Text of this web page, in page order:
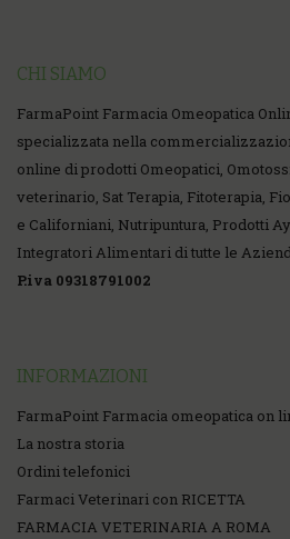
CHI SIAMO
FarmaPoint Farmacia Omeopatica
specializzata nella
online di prodotti Omeopatici,
veterinario, Sat Terapia, Fitoterapia,
e Californiani, Nutripuntura, Prodotti
Integratori Alimentari di tutte le
P.iva 09318791002
INFORMAZIONI
FarmaPoint Farmacia omeopatica on
La nostra storia
Ordini telefonici
Farmaci Veterinari con RICETTA
FARMACIA VETERINARIA A ROMA